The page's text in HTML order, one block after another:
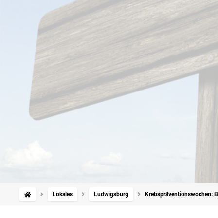
Lokales Ludwigsburg Krebspräventionswochen: